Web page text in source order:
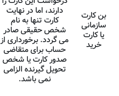
بن کارت
سازمانی
یا کارت
خرید
دارند، اما در نهایت
کارت تنها به نام
شخص حقیقی صادر
می گردد. برخورداری از
حساب برای متقاضی
صدور کارت یا شخص
تحویل گیرنده الزامی
نمی باشد.